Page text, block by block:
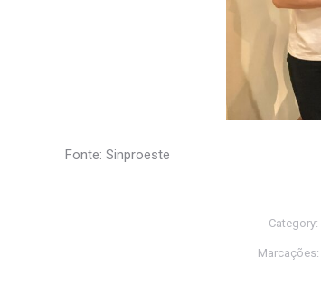
Fonte: Sinproeste
Category:
Marcações: